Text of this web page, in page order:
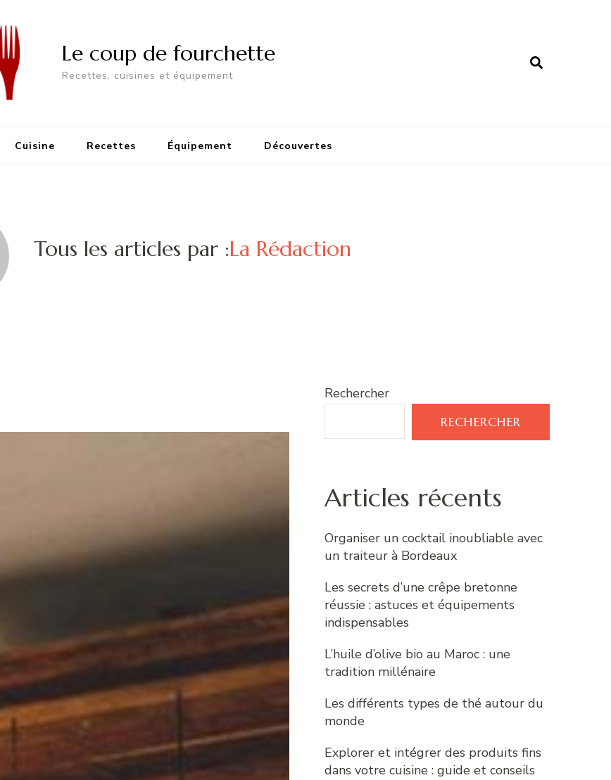
Le coup de fourchette
Recettes, cuisines et équipement
Cuisine Recettes Équipement Découvertes
Tous les articles par :La Rédaction
Rechercher
RECHERCHER
Articles récents
Organiser un cocktail inoubliable avec
un traiteur à Bordeaux
Les secrets d’une crêpe bretonne
réussie : astuces et équipements
indispensables
L’huile d’olive bio au Maroc : une
tradition millénaire
Les différents types de thé autour du
monde
Explorer et intégrer des produits fins
dans votre cuisine : guide et conseils